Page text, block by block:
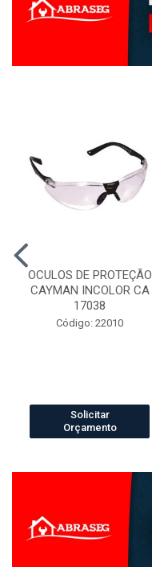
OCULOS DE PROTEÇÃO
CAYMAN INCOLOR CA
17038
Código: 22010
Solicitar
Orçamento